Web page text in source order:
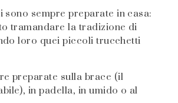
sempre preparate in casa:
tramandare la tradizione di
loro quei piccoli trucchetti
preparate sulla brace (il
in padella, in umido o al